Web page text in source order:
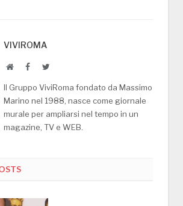
VIVIROMA
WebsiteFacebookTwitter
Il Gruppo ViviRoma fondato da Massimo
Marino nel 1988, nasce come giornale
murale per ampliarsi nel tempo in un
magazine, TV e WEB.